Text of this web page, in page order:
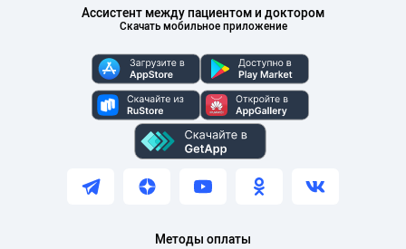
Ассистент между пациентом и доктором
Скачать мобильное приложение
Методы оплаты